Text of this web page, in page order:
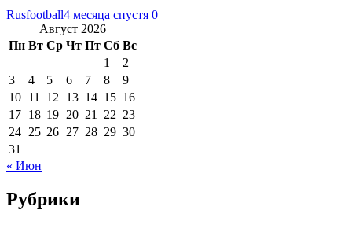
Rusfootball4 месяца спустя 0
Август 2026
Пн Вт Ср Чт Пт Сб Вс
1
2
3
4 5 6 7 8
9
10 11 12 13 14 15 16
17 18 19 20 21 22 23
24 25 26 27 28 29 30
31
« Июн
Рубрики